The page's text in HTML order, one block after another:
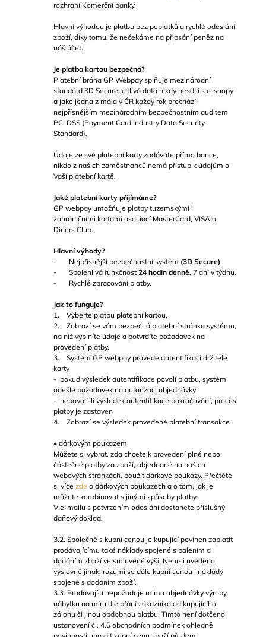
rozhraní Komerční banky.
Hlavní výhodou je platba bez poplatků a rychlé odeslání
zboží, díky tomu, že nečekáme na připsání peněz na
náš účet.
Je platba kartou bezpečná?
Platební brána GP Webpay splňuje mezinárodní
standard 3D Secure, citlivá data nikdy nesdílí s e-shopy
a jako jedna z mála v ČR každý rok prochází
nejpřísnějším mezinárodním bezpečnostním auditem
PCI DSS (Payment Card Industry Data Security
Standard).
Údaje ze své platební karty zadáváte přímo bance,
nikdo z našich zaměstnanců nemá přístup k údajům o
Vaší platební kartě.
Jaké platební karty přijímáme?
GP webpay umožňuje platby tuzemskými i
zahraničními kartami asociací MasterCard, VISA a
Diners Club.
Hlavní výhody?
- Nejpřísnější bezpečnostní systém (3D Secure).
- Spolehlivá funkčnost 24 hodin denně, 7 dní v týdnu.
- Rychlé zpracování platby.
Jak to funguje?
1. Vyberte platbu platební kartou.
2. Zobrazí se vám bezpečná platební stránka systému,
na níž vyplníte údaje a potvrdíte požadavek na
provedení platby.
3. Systém GP webpay provede autentifikaci držitele
karty
- pokud výsledek autentifikace povolí platbu, systém
odešle požadavek na autorizaci objednávky
- nepovolí-li výsledek autentifikace pokračování, proces
platby je zastaven
4. Zobrazí se výsledek provedené platební transakce.
• dárkovým poukazem
Můžete si vybrat, zda chcete k provedení plné nebo
částečné platby za zboží, objednané na našich
webových stránkách, použít dárkové poukazy. Přečtěte
si více zde o dárkových poukazech a o tom, jak je
můžete kombinovat s jinými způsoby platby.
V e-mailu s potvrzením odeslání dostanete příslušný
daňový doklad.
3.2. Společně s kupní cenou je kupující povinen zaplatit
prodávajícímu také náklady spojené s balením a
dodáním zboží ve smluvené výši. Není-li uvedeno
výslovně jinak, rozumí se dále kupní cenou i náklady
spojené s dodáním zboží.
3.3. Prodávající nepožaduje mimo objednávky výroby
nábytku na míru dle přání zákazníka od kupujícího
zálohu či jinou obdobnou platbu. Tímto není dotčeno
ustanovení čl. 4.6 obchodních podmínek ohledně